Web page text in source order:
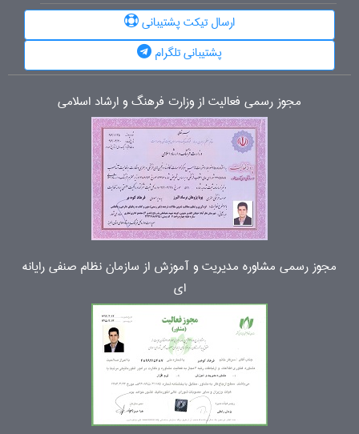
ارسال تیکت پشتیبانی
پشتیبانی تلگرام
مجوز رسمی فعالیت از وزارت فرهنگ و ارشاد اسلامی
مجوز رسمی مشاوره مدیریت و آموزش از سازمان نظام صنفی رایانه
ای